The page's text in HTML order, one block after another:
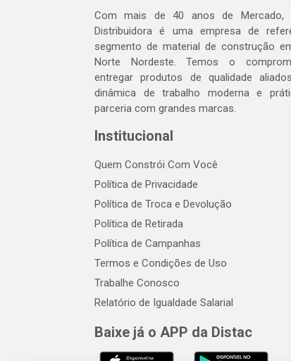
Com mais de 40 anos de Mercado,
Distribuidora é uma empresa de
segmento de material de construção
Norte Nordeste. Temos o
entregar produtos de qualidade
dinâmica de trabalho moderna e
parceria com grandes marcas.
Institucional
Quem Constrói Com Você
Política de Privacidade
Política de Troca e Devolução
Política de Retirada
Política de Campanhas
Termos e Condições de Uso
Trabalhe Conosco
Relatório de Igualdade Salarial
Baixe já o APP da Distac